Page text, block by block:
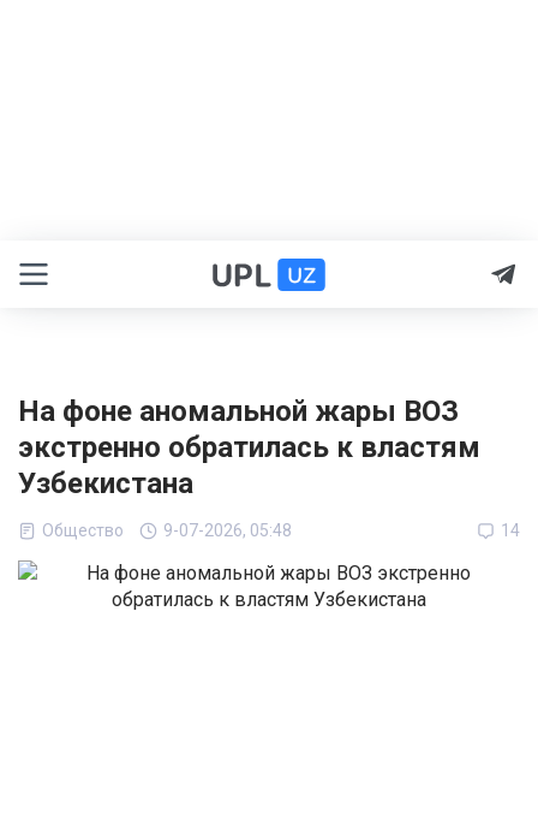
На фоне аномальной жары ВОЗ
экстренно обратилась к властям
Узбекистана
Общество 9-07-2026, 05:48 14